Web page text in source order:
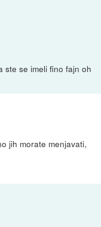
ste se imeli fino fajn oh
jih morate menjavati,